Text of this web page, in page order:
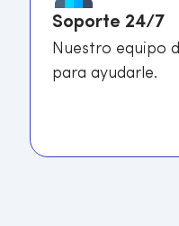
Soporte 24/7
Nuestro equipo
para ayudarle.